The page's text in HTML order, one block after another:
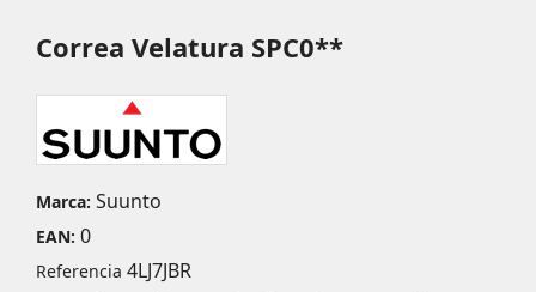
Correa Velatura SPC0**
Marca: Suunto
EAN: 0
Referencia 4LJ7JBR